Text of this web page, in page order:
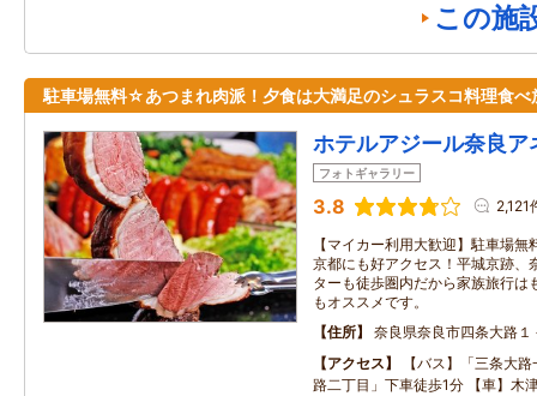
この施
駐車場無料☆あつまれ肉派！夕食は大満足のシュラスコ料理食べ
ホテルアジール奈良ア
フォトギャラリー
3.8 2,121
【マイカー利用大歓迎】駐車場
京都にも好アクセス！平城京跡、
ターも徒歩圏内だから家族旅行は
もオススメです。
住所
奈良県奈良市四条大路１
アクセス
【バス】「三条大
路二丁目」下車徒歩1分 【車】木